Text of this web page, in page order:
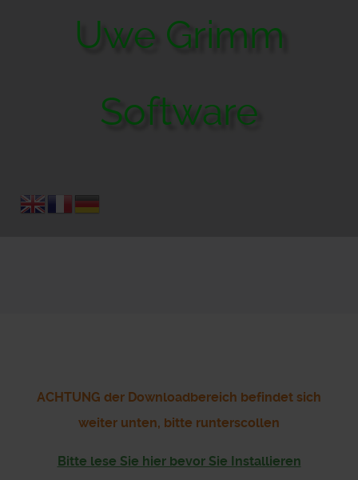
Uwe Grimm
Software
ACHTUNG der Downloadbereich befindet sich
weiter unten, bitte runterscollen
Bitte lese Sie hier bevor Sie Installieren